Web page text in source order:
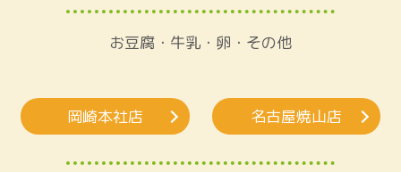
お豆腐・牛乳・卵・その他
岡崎本社店 名古屋焼山店